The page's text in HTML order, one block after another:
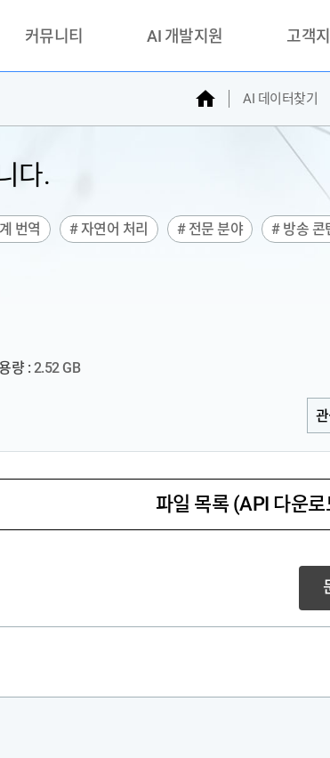
커뮤니티
활용성과 우수사례
품질가이드
AI 개발지원
AI데이터 거래소
고객
문의하기
자주찾는질
민원접수
AI데이터등
성과조사
홈 AI 데이터찾기
다.
번역 # 자연어 처리 # 전문 분야 # 방송 콘
량 : 2.52 GB
파일 목록 (API 다운로